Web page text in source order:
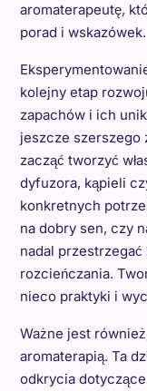
aromaterapeutę,
porad i wskazówek.
kolejny etap
zapachów i ich
jeszcze szerszego
zacząć tworzyć
dyfuzora, kąpieli
konkretnych
na dobry sen, czy
nadal
rozcieńczania.
nieco praktyki i
Ważne jest
aromaterapią. Ta
odkrycia